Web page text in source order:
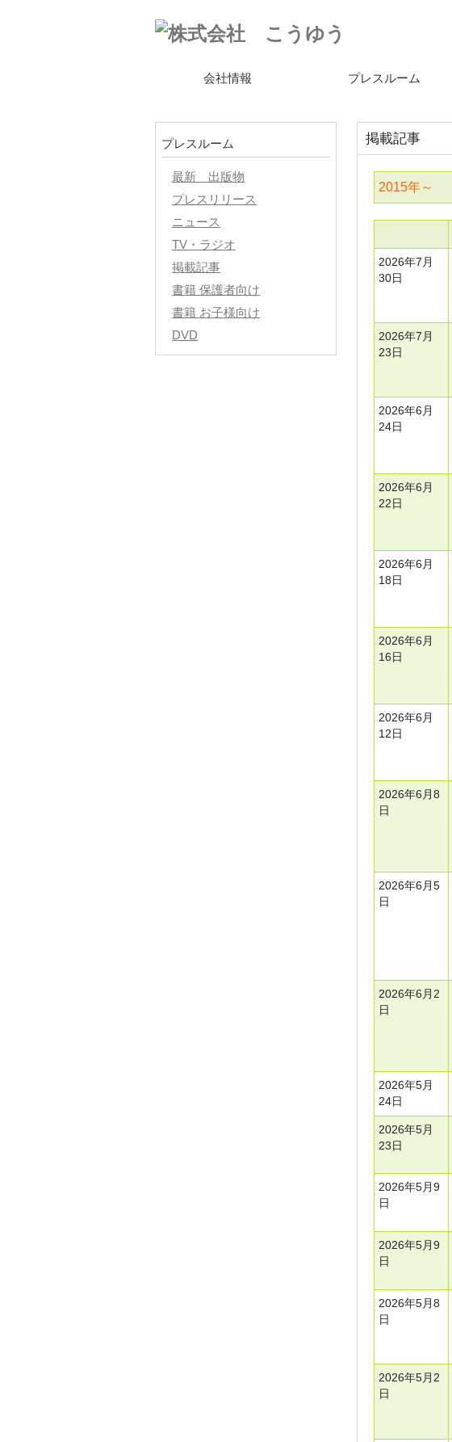
会社情報 プレスルーム
掲載記事
2015年～
2026年7月
30日
2026年7月
23日
2026年6月
24日
2026年6月
22日
2026年6月
18日
2026年6月
16日
2026年6月
12日
2026年6月8
日
2026年6月5
日
2026年6月2
日
2026年5月
24日
2026年5月
23日
2026年5月9
日
2026年5月9
日
2026年5月8
日
2026年5月2
日
プレスルーム
最新 出版物
プレスリリース
ニュース
TV・ラジオ
掲載記事
書籍 保護者向け
書籍 お子様向け
DVD